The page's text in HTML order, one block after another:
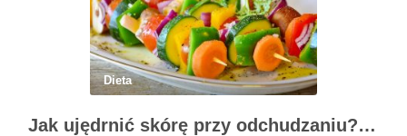
Dieta
Jak ujędrnić skórę przy odchudzaniu? Pielęgnacja i skuteczne metody